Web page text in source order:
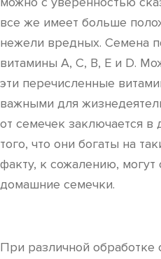
все же имеет больше
нежели вредных. Семена
витамины А, С, В, Е и D.
эти перечисленные
важными для
от семечек заключается в
того, что они богаты на
факту, к сожалению, могут
домашние семечки.
При различной обработке